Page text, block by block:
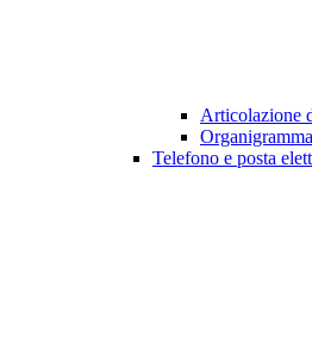
Articolazione
Organigramma
Telefono e posta